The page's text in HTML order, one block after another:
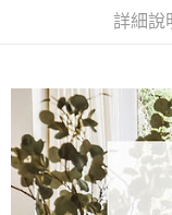
買賣價金債權讓與本公
3.完整用戶服務條款，
購買商品的店家。未經
後付繳納相關費用。
客戶支援中心」 https://
【注意事項】
１．透過由恩沛科技股
易，需依本服務之必要
權轉讓予恩沛科技股份有
２．關於個人資料處理
每筆NT$100，滿
免運費
詳細說